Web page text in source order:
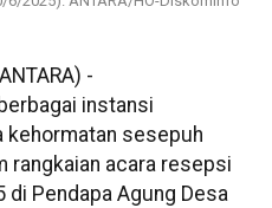
-
instansi
kehormatan sesepuh
rangkaian acara resepsi
di Pendapa Agung Desa